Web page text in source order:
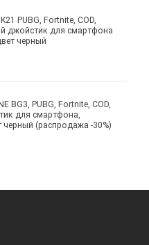
PUBG, Fortnite, COD,
джойстик для смартфона
черный
BG3, PUBG, Fortnite, COD,
для смартфона,
черный (распродажа -30%)